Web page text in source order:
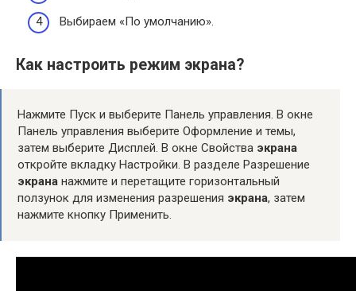
Выбираем «По умолчанию».
Как настроить режим экрана?
Нажмите Пуск и выберите Панель управления. В окне
Панель управления выберите Оформление и темы,
затем выберите Дисплей. В окне Свойства экрана
откройте вкладку Настройки. В разделе Разрешение
экрана нажмите и перетащите горизонтальный
ползунок для изменения разрешения экрана, затем
нажмите кнопку Применить.